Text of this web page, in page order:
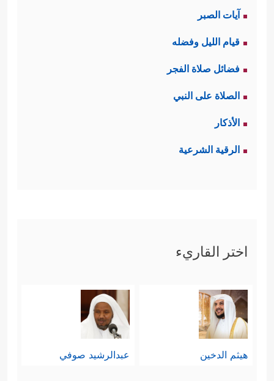
آيات الصبر
قيام الليل وفضله
فضائل صلاة الفجر
الصلاة على النبي
الأذكار
الرقية الشرعية
اختر القاريء
هيثم الدخين عبدالرشيد صوفي